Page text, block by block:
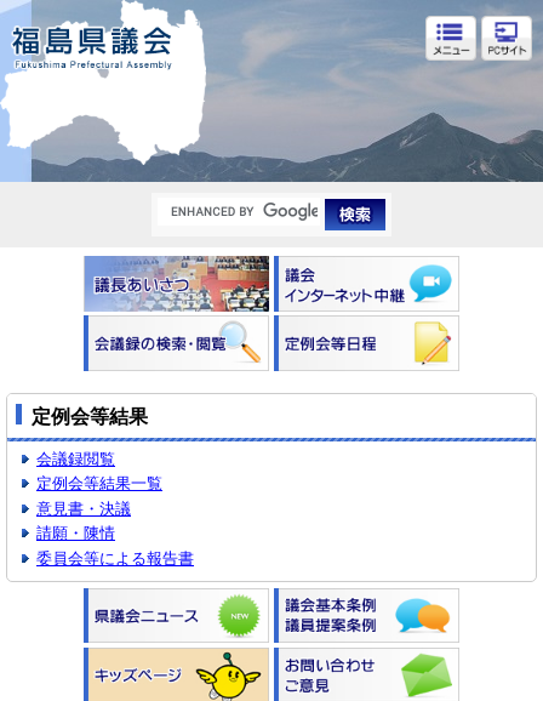
福島県議会
定例会等結果
会議録閲覧
定例会等結果一覧
意見書・決議
請願・陳情
委員会等による報告書